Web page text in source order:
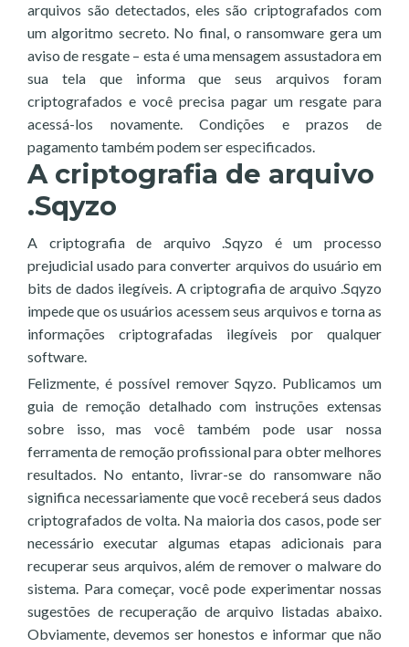
arquivos são detectados, eles são criptografados com
um algoritmo secreto. No final, o ransomware gera um
aviso de resgate – esta é uma mensagem assustadora em
sua tela que informa que seus arquivos foram
criptografados e você precisa pagar um resgate para
acessá-los novamente. Condições e prazos de
pagamento também podem ser especificados.
A criptografia de arquivo
.Sqyzo
A criptografia de arquivo .Sqyzo é um processo
prejudicial usado para converter arquivos do usuário em
bits de dados ilegíveis. A criptografia de arquivo .Sqyzo
impede que os usuários acessem seus arquivos e torna as
informações criptografadas ilegíveis por qualquer
software.
Felizmente, é possível remover Sqyzo. Publicamos um
guia de remoção detalhado com instruções extensas
sobre isso, mas você também pode usar nossa
ferramenta de remoção profissional para obter melhores
resultados. No entanto, livrar-se do ransomware não
significa necessariamente que você receberá seus dados
criptografados de volta. Na maioria dos casos, pode ser
necessário executar algumas etapas adicionais para
recuperar seus arquivos, além de remover o malware do
sistema. Para começar, você pode experimentar nossas
sugestões de recuperação de arquivo listadas abaixo.
Obviamente, devemos ser honestos e informar que não